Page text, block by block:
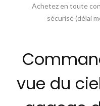
Achetez en toute
sécurisé (délai
vue du